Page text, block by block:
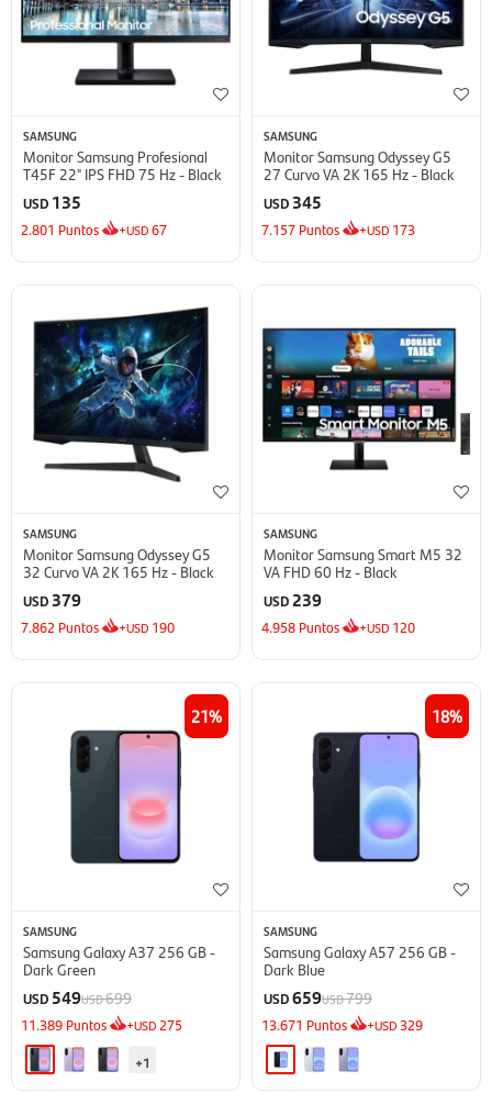
SAMSUNG
Monitor Samsung Profesional
T45F 22" IPS FHD 75 Hz - Black
USD 135
2.801 Puntos +USD67
SAMSUNG
Monitor Samsung Odyssey G5
27 Curvo VA 2K 165 Hz - Black
USD 345
7.157 Puntos +USD 173
SAMSUNG
Monitor Samsung Odyssey G5
32 Curvo VA 2K 165 Hz - Black
USD 379
7.862 Puntos +USD 190
SAMSUNG
Monitor Samsung Smart M5 32
VA FHD 60 Hz - Black
USD 239
4.958 Puntos +USD 120
21
SAMSUNG
Samsung Galaxy A37 256 GB -
Dark Green
USD 549USD699
11.389 Puntos +USD 275
+1
18
SAMSUNG
Samsung Galaxy A57 256 GB -
Dark Blue
USD659USD799
13.671 Puntos +USD 329